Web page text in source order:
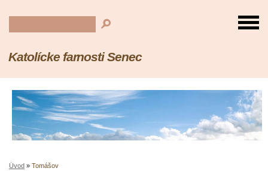
Katolícke farnosti Senec
Úvod » Tomášov